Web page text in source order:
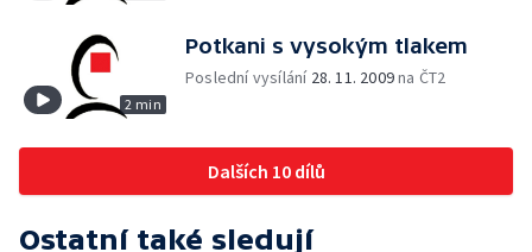
2 min
Potkani s vysokým tlakem
Poslední vysílání 28. 11. 2009na ČT2
Dalších 10 dílů
Ostatní také sledují